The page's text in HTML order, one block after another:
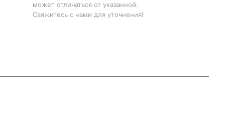
может отличаться от указанной.
Свяжитесь с нами для уточнения!